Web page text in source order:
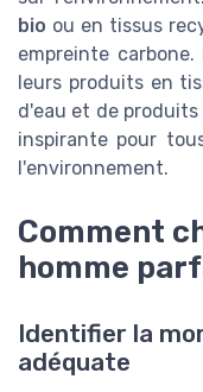
bio ou en tissus
empreinte
leurs produits en
d'eau et de
inspirante pour
l'environnement.
Comment
homme
Identifier la
adéquate